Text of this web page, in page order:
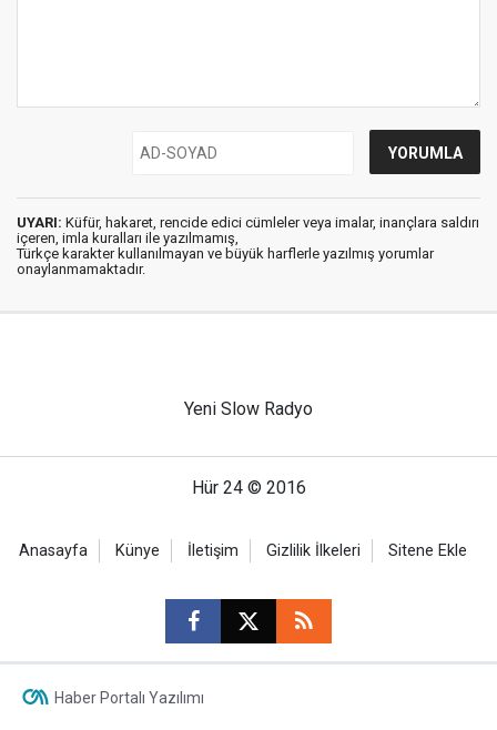
UYARI: Küfür, hakaret, rencide edici cümleler veya imalar, inançlara saldırı
içeren, imla kuralları ile yazılmamış,
Türkçe karakter kullanılmayan ve büyük harflerle yazılmış yorumlar
onaylanmamaktadır.
Yeni Slow Radyo
Hür 24 © 2016
Anasayfa Künye İletişim Gizlilik İlkeleri Sitene Ekle
Haber Portalı Yazılımı